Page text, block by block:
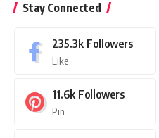
Stay Connected
235.3k Followers
Like
11.6k Followers
Pin